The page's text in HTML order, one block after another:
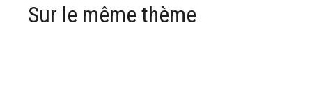
Sur le même thème